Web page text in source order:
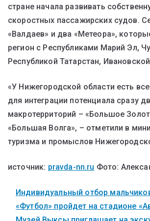
стране начала развивать
скоростных пассажирских судов.
«Валдаев» и два «Метеора»,
регион с Республиками Марий Эл,
Республикой Татарстан,
«У Нижегородской области есть
для интеграции потенциала сразу
макротерриторий – «Большое
«Большая Волга», – отметили в
туризма и промыслов
источник: pravda-nn.ru Фото:
Индивидуальный отбор
«Футбол» пройдет на стадионе